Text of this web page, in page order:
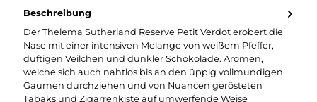
Beschreibung
Der Thelema Sutherland Reserve Petit Verdot erobert die
Nase mit einer intensiven Melange von weißem Pfeffer,
duftigen Veilchen und dunkler Schokolade. Aromen,
welche sich auch nahtlos bis an den üppig vollmundigen
Gaumen durchziehen und von Nuancen gerösteten
Tabaks und Zigarrenkiste auf umwerfende Weise